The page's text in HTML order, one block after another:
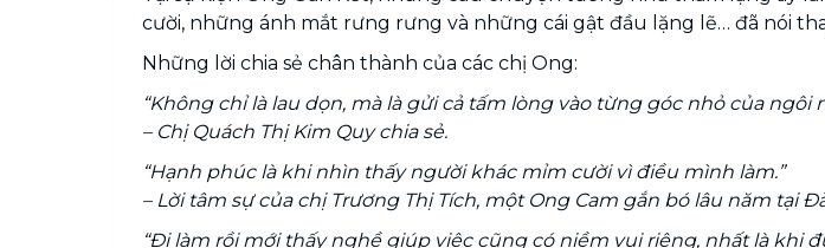
cười, những ánh mắt rưng rưng và những cái gật đầu lặng lẽ… đã nói
Những lời chia sẻ chân thành của các chị Ong:
“Không chỉ là lau dọn, mà là gửi cả tấm lòng vào từng góc nhỏ của ngôi
– Chị Quách Thị Kim Quy chia sẻ.
“Hạnh phúc là khi nhìn thấy người khác mỉm cười vì điều mình làm.”
– Lời tâm sự của chị Trương Thị Tích, một Ong Cam gắn bó lâu năm tại
“Đi làm rồi mới thấy nghề giúp việc cũng có niềm vui riêng, nhất là khi